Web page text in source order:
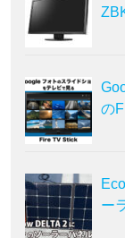
の
ー